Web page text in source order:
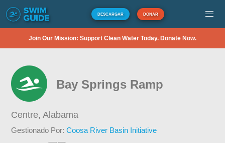
DESCARGAR DONAR
Join Our Mission: Support Clean Water Today. Donate Now.
Bay Springs Ramp
Centre,Alabama
Gestionado Por:Coosa River Basin Initiative